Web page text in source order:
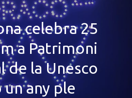
celebra 25
a Patrimoni
de la Unesco
un any ple